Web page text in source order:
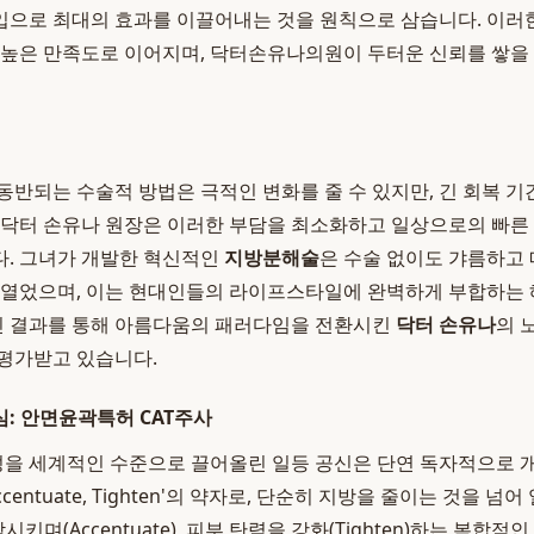
로 최대의 효과를 이끌어내는 것을 원칙으로 삼습니다. 이러
은 만족도로 이어지며, 닥터손유나의원이 두터운 신뢰를 쌓
반되는 수술적 방법은 극적인 변화를 줄 수 있지만, 긴 회복
터 손유나 원장은 이러한 부담을 최소화하고 일상으로의 빠
그녀가 개발한 혁신적인 지방분해술은 수술 없이도 갸름하고
었으며, 이는 현대인들의 라이프스타일에 완벽하게 부합하는
과를 통해 아름다움의 패러다임을 전환시킨 닥터 손유나의
가받고 있습니다.
안면윤곽특허 CAT주사
세계적인 수준으로 끌어올린 일등 공신은 단연 독자적으로
Tighten'의 약자로, 단순히 지방을 줄이는 것을 넘어